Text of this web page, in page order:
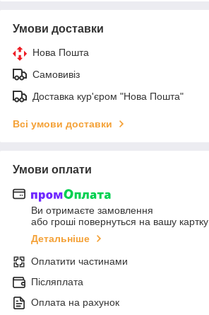
Умови доставки
Нова Пошта
Самовивіз
Доставка кур'єром "Нова Пошта"
Всі умови доставки
Умови оплати
Ви отримаєте замовлення
або гроші повернуться на вашу картку
Детальніше
Оплатити частинами
Післяплата
Оплата на рахунок